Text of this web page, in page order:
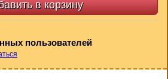
пользователей